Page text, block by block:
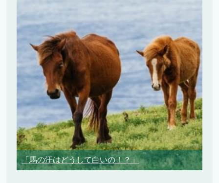
「馬の汗はどうして白いの！？」